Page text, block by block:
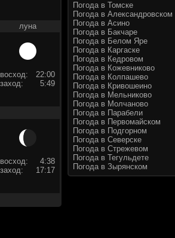
луна
восход:
22:00
заход:
5:49
восход:
4:38
заход:
17:17
Погода в Томске
Погода в Александровском
Погода в Асино
Погода в Бакчаре
Погода в Белом Яре
Погода в Каргаске
Погода в Кедровом
Погода в Кожевниково
Погода в Колпашево
Погода в Кривошеино
Погода в Мельниково
Погода в Молчаново
Погода в Парабели
Погода в Первомайском
Погода в Подгорном
Погода в Северске
Погода в Стрежевом
Погода в Тегульдете
Погода в Зырянском